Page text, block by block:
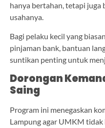
hanya bertahan, tetapi juga
usahanya.
Bagi pelaku kecil yang
pinjaman bank, bantuan
suntikan penting untuk
Dorongan
Saing
Program ini menegaskan
Lampung agar UMKM